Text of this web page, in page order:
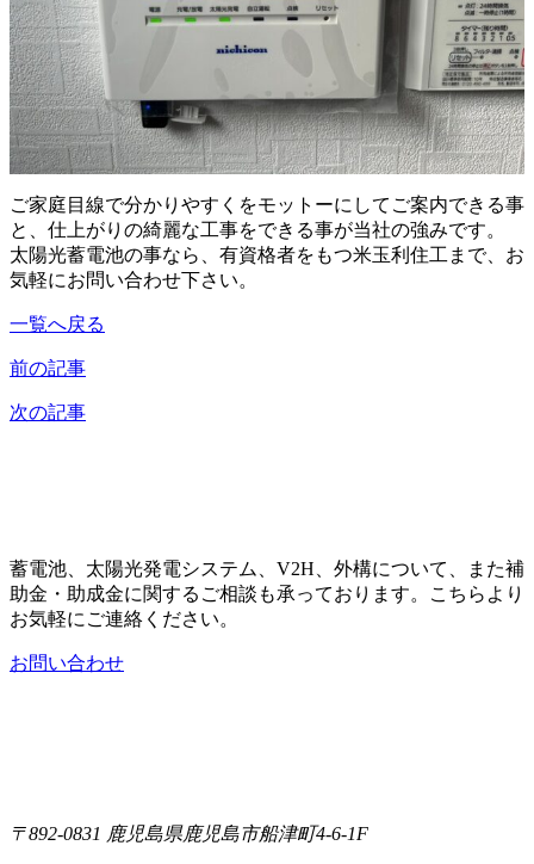
ご家庭目線で分かりやすくをモットーにしてご案内できる事
と、仕上がりの綺麗な工事をできる事が当社の強みです。
太陽光蓄電池の事なら、有資格者をもつ米玉利住工まで、お
気軽にお問い合わせ下さい。
一覧へ戻る
前の記事
次の記事
蓄電池、太陽光発電システム、V2H、外構について、また補
助金・助成金に関するご相談も承っております。こちらより
お気軽にご連絡ください。
お問い合わせ
〒892-0831 鹿児島県鹿児島市船津町4-6-1F